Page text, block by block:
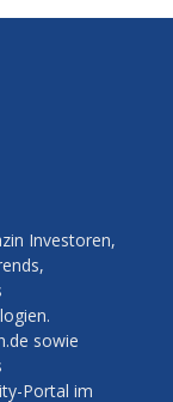
Investoren,
sowie
Portal im